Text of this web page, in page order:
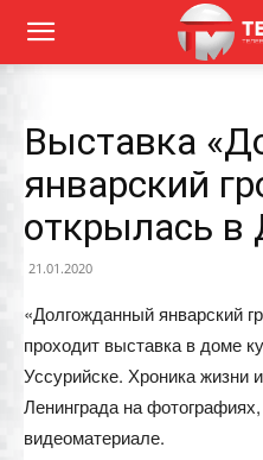
Выставка
январский
открылась
21.01.2020
«Долгожданный январский
проходит выставка в доме
Уссурийске. Хроника жизни
Ленинграда на
видеоматериале.